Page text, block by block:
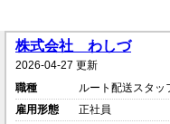
株式会社 わしづ
2026-04-27 更新
職種
ルート配送スタッ
雇用形態
正社員